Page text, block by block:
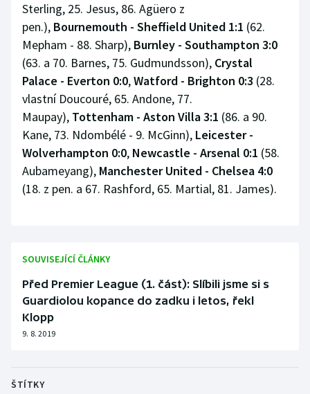
Sterling, 25. Jesus, 86. Agüero z
pen.), Bournemouth - Sheffield United 1:1 (62.
Mepham - 88. Sharp), Burnley - Southampton 3:0
(63. a 70. Barnes, 75. Gudmundsson), Crystal
Palace - Everton 0:0,Watford - Brighton 0:3 (28.
vlastní Doucouré, 65. Andone, 77.
Maupay), Tottenham - Aston Villa 3:1 (86. a 90.
Kane, 73. Ndombélé - 9. McGinn), Leicester -
Wolverhampton 0:0, Newcastle - Arsenal 0:1 (58.
Aubameyang), Manchester United - Chelsea 4:0
(18. z pen. a 67. Rashford, 65. Martial, 81. James).
SOUVISEJÍCÍ ČLÁNKY
Před Premier League (1. část): Slíbili jsme si s
Guardiolou kopance do zadku i letos, řekl
Klopp
9. 8. 2019
ŠTÍTKY